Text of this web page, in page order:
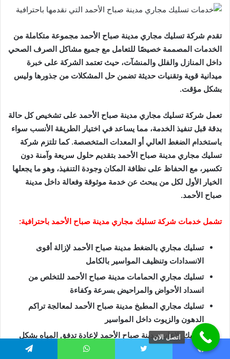
تقدم شركة تسليك مجاري مدينة صباح الأحمد مجموعة متكاملة من
الخدمات المصممة خصيصًا للتعامل مع جميع مشاكل الصرف الصحي
داخل المنازل والفلل والمنشآت، حيث تعتمد الشركة على خبرة
ميدانية قوية وتقنيات حديثة تضمن حل المشكلات من جذورها وليس
بشكل مؤقت.
تعمل شركة تسليك مجاري مدينة صباح الأحمد على تشخيص كل حالة
بدقة قبل تنفيذ الخدمة، مما يساعد في اختيار الطريقة الأنسب سواء
باستخدام الضغط العالي أو المعدات المتخصصة. كما تلتزم شركة
تسليك مجاري مدينة صباح الأحمد بتقديم حلول سريعة وآمنة دون
تكسير، مع الحفاظ على نظافة المكان وجودة التنفيذ، وهو ما يجعلها
الخيار الأول لكل من يبحث عن خدمة موثوقة وفعالة داخل مدينة
صباح الأحمد.
تشمل خدمات شركة تسليك مجاري مدينة صباح الأحمد باحترافية:
تسليك مجاري بالضغط مدينة صباح الأحمد لإزالة أقوى
الانسدادات وتنظيف المواسير بالكامل
تسليك مجاري الحمامات مدينة صباح الأحمد للتخلص من
انسداد الأحواض والمراحيض بسرعة وكفاءة
تسليك مجاري المطبخ مدينة صباح الأحمد لمعالجة تراكم
الدهون والزيوت داخل المواسير
تسليك بلاعات مدينة صباح الأحمد لإعادة تدفق المياه بشكل
طبيعي ومنع الروائح الكريهة
اتصل الان